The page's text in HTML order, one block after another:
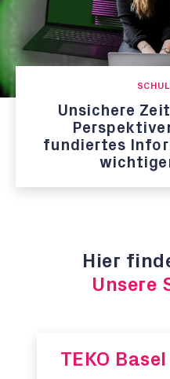
Unsichere
fundiertes
Hier
Unsere
TEKO Basel